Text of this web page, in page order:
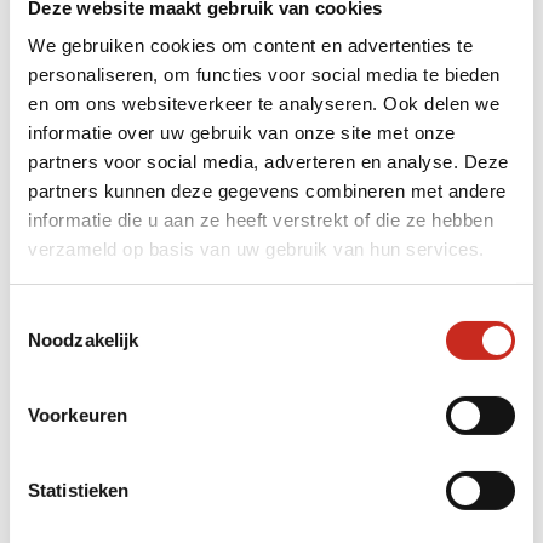
Deze website maakt gebruik van cookies
We gebruiken cookies om content en advertenties te
personaliseren, om functies voor social media te bieden
en om ons websiteverkeer te analyseren. Ook delen we
informatie over uw gebruik van onze site met onze
partners voor social media, adverteren en analyse. Deze
partners kunnen deze gegevens combineren met andere
informatie die u aan ze heeft verstrekt of die ze hebben
verzameld op basis van uw gebruik van hun services.
Noodzakelijk
Voorkeuren
Statistieken
tegenwoordig kun je het ook in grotere steden
zoals Manila en Cebu vinden, zowel in
restaurants als op markten. Als je in de
Filipijnen bent, moet je minstens één keer
echte Lechonproberen. Ik kan het je ten
zeerste aanbevelen!
Een bijzondere dag om
zie ik nu als een bijzonder traditioneel ritueel
waar ik dankbaar voor ben dat ik daar getuige
van mocht zijn. Het was een prachtig feest,
compleet met een bijbehorende ceremonie in